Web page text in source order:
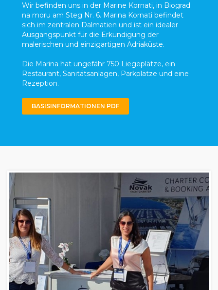
Wir befinden uns in der Marine Kornati, in Biograd
na moru am Steg Nr. 6. Marina Kornati befindet
sich im zentralen Dalmatien und ist ein idealer
Ausgangspunkt für die Erkundigung der
malerischen und einzigartigen Adriaküste.
Die Marina hat ungefähr 750 Liegeplätze, ein
Restaurant, Sanitätsanlagen, Parkplätze und eine
Rezeption.
BASISINFORMATIONEN PDF